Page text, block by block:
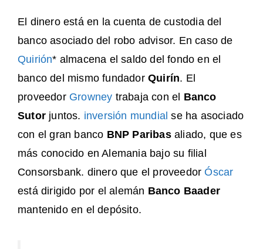
El dinero está en la cuenta de custodia del
banco asociado del robo advisor. En caso de
Quirión* almacena el saldo del fondo en el
banco del mismo fundador Quirín. El
proveedor Growney trabaja con el Banco
Sutor juntos. inversión mundial se ha asociado
con el gran banco BNP Paribasaliado, que es
más conocido en Alemania bajo su filial
Consorsbank. dinero que el proveedorÓscar
está dirigido por el alemán Banco Baader
mantenido en el depósito.